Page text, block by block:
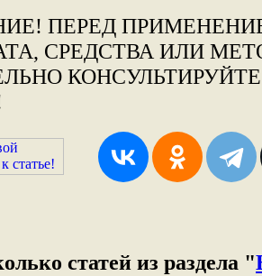
ПЕРЕД
СРЕДСТВА ИЛИ
статей из раздела "